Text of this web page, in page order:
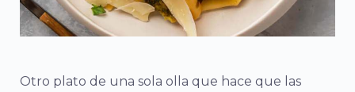
Otro plato de una sola olla que hace que las